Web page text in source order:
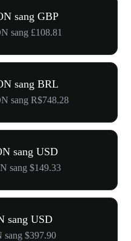
sang GBP
sang £108.81
sang BRL
sang R$748.28
sang USD
sang $149.33
sang USD
$397.90